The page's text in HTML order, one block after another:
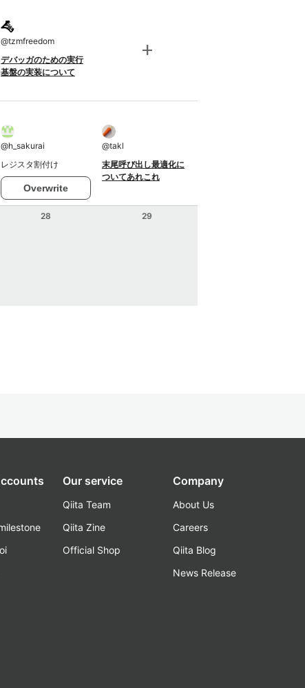
@tzmfreedom
デバッガのための実行
基盤の実装について
add
@h_sakurai
レジスタ割付け
Overwrite
@takl
末尾呼び出し最適化に
ついてあれこれ
28 29
Our service
Qiita Team
Qiita Zine
Official Shop
Company
About Us
Careers
Qiita Blog
News Release